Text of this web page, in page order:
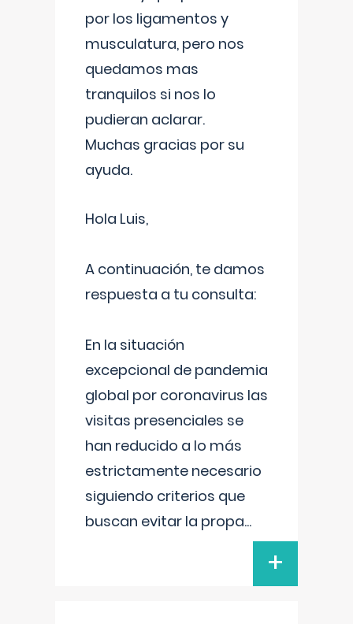
por los ligamentos y
musculatura, pero nos
quedamos mas
tranquilos si nos lo
pudieran aclarar.
Muchas gracias por su
ayuda.
Hola Luis,
A continuación, te damos
respuesta a tu consulta:
En la situación
excepcional de pandemia
global por coronavirus las
visitas presenciales se
han reducido a lo más
estrictamente necesario
siguiendo criterios que
buscan evitar la propa...
+